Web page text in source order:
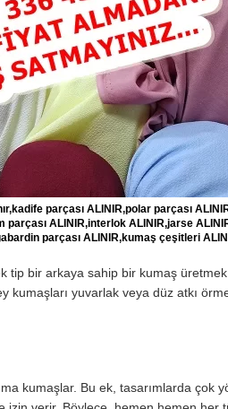
parçası ALINIR,polar parçası
ALINIR,interlok ALINIR,jarse
parçası ALINIR,kumaş çeşitleri
tip bir arkaya sahip bir kumaş
kumaşları yuvarlak veya düz atkı
kumaşlar. Bu ek, tasarımlarda çok